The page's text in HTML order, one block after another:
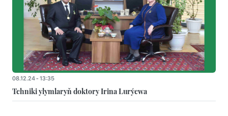
08.12.24 - 13:35
Tehniki ylymlaryň doktory Irina Lurýewa